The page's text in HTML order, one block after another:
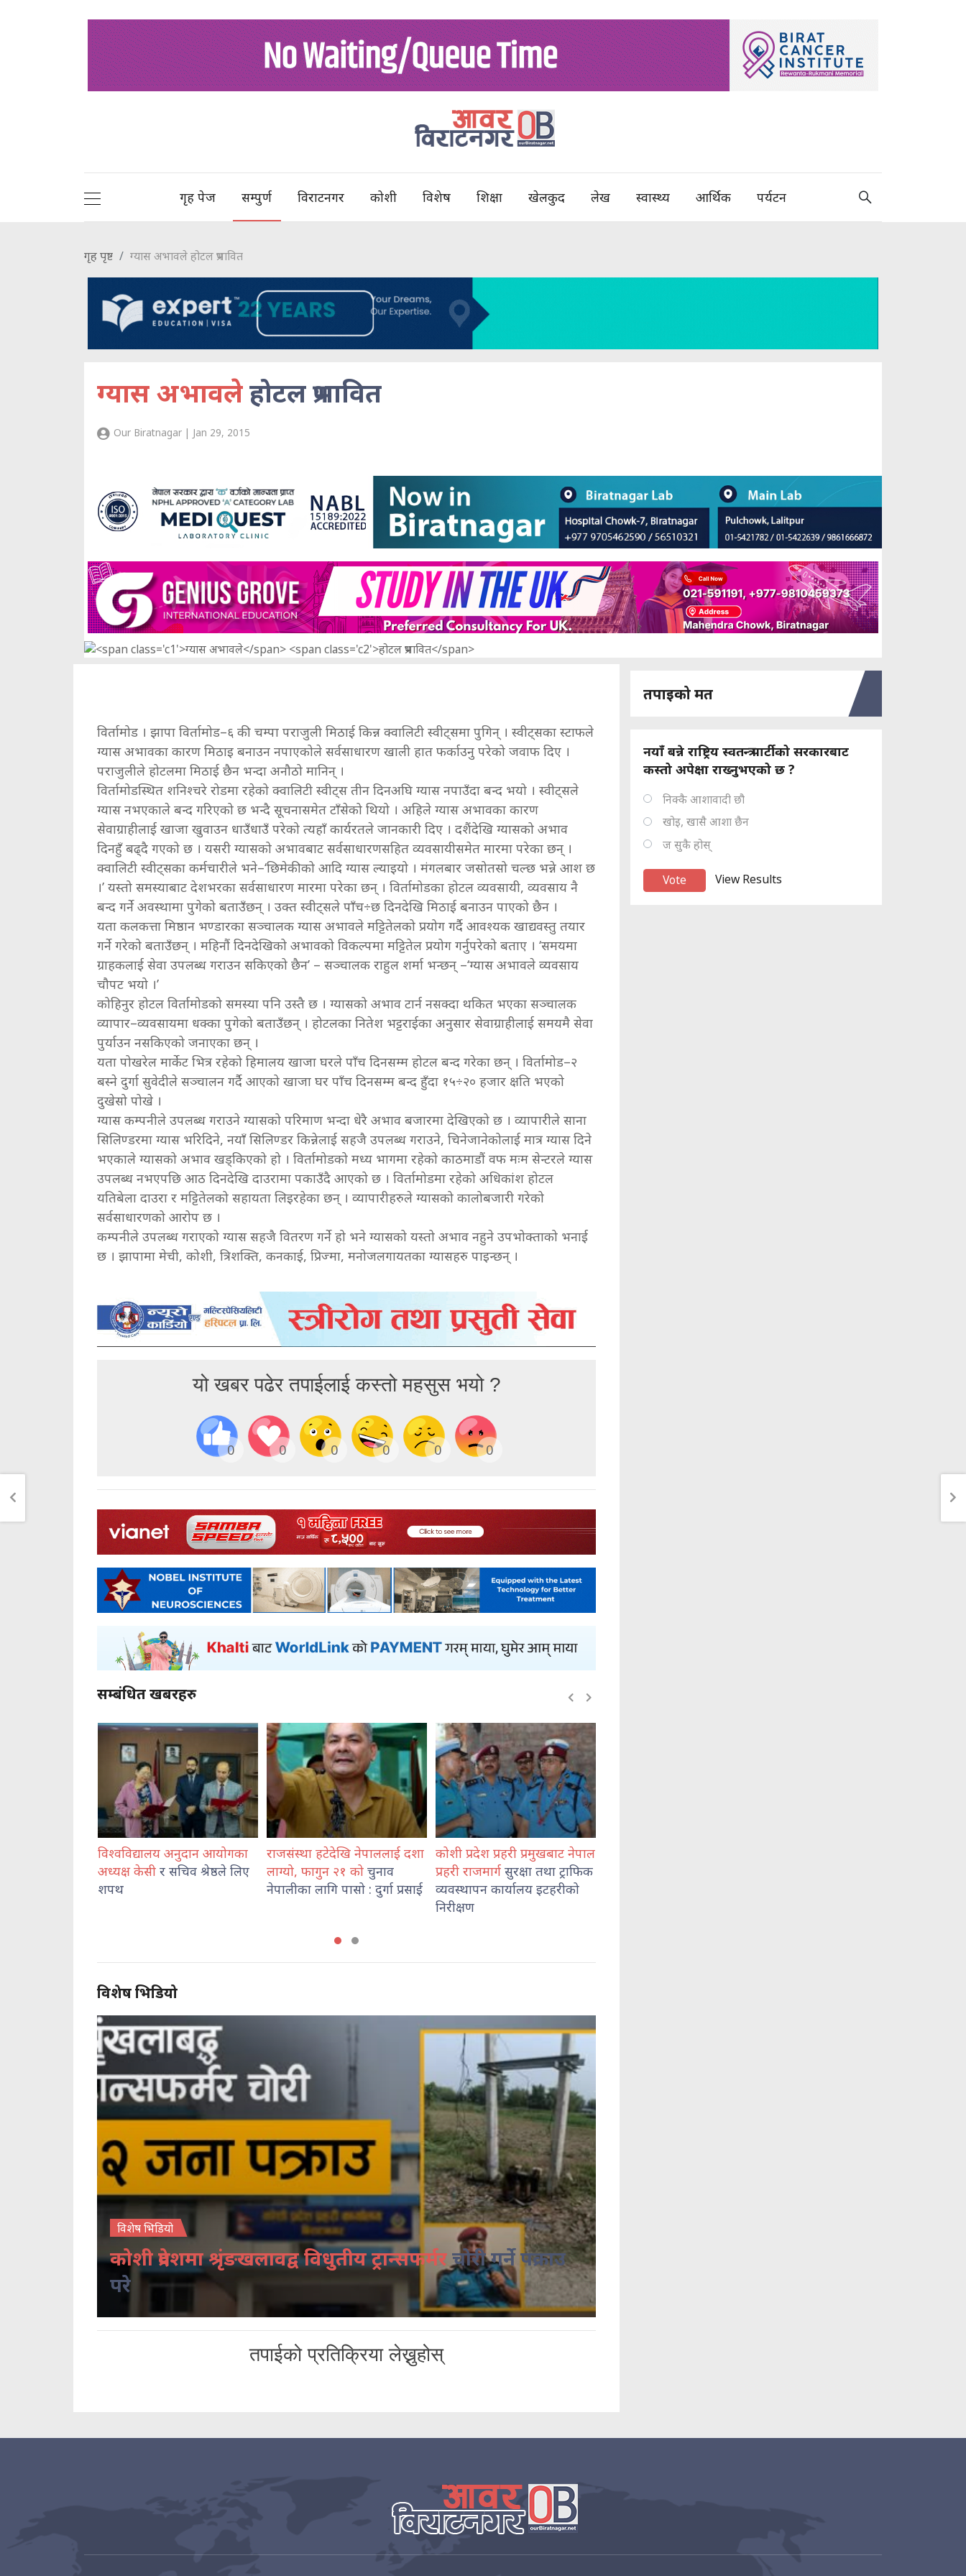
गृह पेज सम्पुर्ण विराटनगर कोशी विशेष शिक्षा खेलकुद लेख स्वास्थ्य आर्थिक पर्यटन
गृह पृष्ट ग्यास अभावले होटल प्रभावित
ग्यास अभावलेहोटल प्रभावित
Our Biratnagar | Jan 29, 2015
विर्तामोड । झापा विर्तामोड–६ की चम्पा पराजुली मिठाई किन्न क्वालिटी स्वीट्समा पुगिन् । स्वीट्सका स्टाफले
ग्यास अभावका कारण मिठाइ बनाउन नपाएकोले सर्वसाधारण खाली हात फर्काउनु परेको जवाफ दिए ।
पराजुलीले होटलमा मिठाई छैन भन्दा अनौठो मानिन् ।
विर्तामोडस्थित शनिश्चरे रोडमा रहेको क्वालिटी स्वीट्स तीन दिनअघि ग्यास नपाउँदा बन्द भयो । स्वीट्सले
ग्यास नभएकाले बन्द गरिएको छ भन्दै सूचनासमेत टाँसेको थियो । अहिले ग्यास अभावका कारण
सेवाग्राहीलाई खाजा खुवाउन धाउँधाउँ परेको त्यहाँ कार्यरतले जानकारी दिए । दशैंदेखि ग्यासको अभाव
दिनहुँ बढ्दै गएको छ । यसरी ग्यासको अभावबाट सर्वसाधारणसहित व्यवसायीसमेत मारमा परेका छन् ।
क्वालिटी स्वीट्सका कर्मचारीले भने–‘छिमेकीको आदि ग्यास ल्याइयो । मंगलबार जसोतसो चल्छ भन्ने आश छ
।’ यस्तो समस्याबाट देशभरका सर्वसाधारण मारमा परेका छन् । विर्तामोडका होटल व्यवसायी, व्यवसाय नै
बन्द गर्ने अवस्थामा पुगेको बताउँछन् । उक्त स्वीट्सले पाँच÷छ दिनदेखि मिठाई बनाउन पाएको छैन ।
यता कलकत्ता मिष्ठान भण्डारका सञ्चालक ग्यास अभावले मट्टितेलको प्रयोग गर्दै आवश्यक खाद्यवस्तु तयार
गर्ने गरेको बताउँछन् । महिनौं दिनदेखिको अभावको विकल्पमा मट्टितेल प्रयोग गर्नुपरेको बताए । ‘समयमा
ग्राहकलाई सेवा उपलब्ध गराउन सकिएको छैन’ – सञ्चालक राहुल शर्मा भन्छन् –‘ग्यास अभावले व्यवसाय
चौपट भयो ।’
कोहिनुर होटल विर्तामोडको समस्या पनि उस्तै छ । ग्यासको अभाव टार्न नसक्दा थकित भएका सञ्चालक
व्यापार–व्यवसायमा धक्का पुगेको बताउँछन् । होटलका नितेश भट्टराईका अनुसार सेवाग्राहीलाई समयमै सेवा
पुर्याउन नसकिएको जनाएका छन् ।
यता पोखरेल मार्केट भित्र रहेको हिमालय खाजा घरले पाँच दिनसम्म होटल बन्द गरेका छन् । विर्तामोड–२
बस्ने दुर्गा सुवेदीले सञ्चालन गर्दै आएको खाजा घर पाँच दिनसम्म बन्द हुँदा १५÷२० हजार क्षति भएको
दुखेसो पोखे ।
ग्यास कम्पनीले उपलब्ध गराउने ग्यासको परिमाण भन्दा धेरै अभाव बजारमा देखिएको छ । व्यापारीले साना
सिलिण्डरमा ग्यास भरिदिने, नयाँ सिलिण्डर किन्नेलाई सहजै उपलब्ध गराउने, चिनेजानेकोलाई मात्र ग्यास दिने
भएकाले ग्यासको अभाव खड्किएको हो । विर्तामोडको मध्य भागमा रहेको काठमाडौं वफ मःम सेन्टरले ग्यास
उपलब्ध नभएपछि आठ दिनदेखि दाउरामा पकाउँदै आएको छ । विर्तामोडमा रहेको अधिकांश होटल
यतिबेला दाउरा र मट्टितेलको सहायता लिइरहेका छन् । व्यापारीहरुले ग्यासको कालोबजारी गरेको
सर्वसाधारणको आरोप छ ।
कम्पनीले उपलब्ध गराएको ग्यास सहजै वितरण गर्ने हो भने ग्यासको यस्तो अभाव नहुने उपभोक्ताको भनाई
छ । झापामा मेची, कोशी, त्रिशक्ति, कनकाई, प्रिज्मा, मनोजलगायतका ग्यासहरु पाइन्छन् ।
यो खबर पढेर तपाईलाई कस्तो महसुस भयो ?
0 0 0 0 0 0
सम्बंधित खबरहरु
अनुदान आयोगका
र सचिव श्रेष्ठले लिए
राजसंस्था हटेदेखि नेपाललाई दशा
लाग्यो, फागुन २१ को
चुनाव
नेपालीका लागि पासो : दुर्गा प्रसाई
कोशी प्रदेश प्रहरी प्रमुखबाट नेपाल
प्रहरी राजमार्ग सुरक्षा तथा ट्राफिक
व्यवस्थापन कार्यालय इटहरीको
भेडेटारबाट ६४७ किलो गाँजासहित
दुई जना पक्राउ
विशेष भिडियो
विशेष भिडियो
कोशी प्रदेशमा श्रृंङखलावद्व विधुतीय ट्रान्सफर्मरचोरी गर्ने पक्राउ
परे
तपाईको प्रतिक्रिया लेख्नुहोस्
तपाइको मत
नयाँ बन्ने राष्ट्रिय स्वतन्त्र पार्टीको सरकारबाट
कस्तो अपेक्षा राख्नुभएको छ ?
निक्कै आशावादी छौ
खोइ, खासै आशा छैन
ज सुकै होस्
View Results